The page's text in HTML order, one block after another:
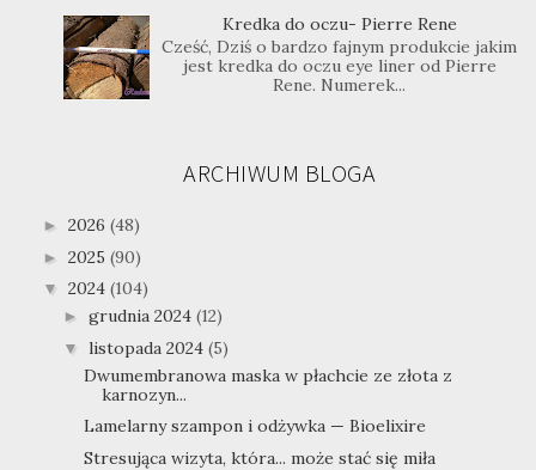
Kredka do oczu- Pierre Rene
Cześć, Dziś o bardzo fajnym produkcie jakim
jest kredka do oczu eye liner od Pierre
Rene. Numerek...
ARCHIWUM BLOGA
► 2026 (48)
► 2025 (90)
▼ 2024 (104)
► grudnia 2024 (12)
▼ listopada 2024 (5)
Dwumembranowa maska w płachcie ze złota z
karnozyn...
Lamelarny szampon i odżywka — Bioelixire
Stresująca wizyta, która... może stać się miła